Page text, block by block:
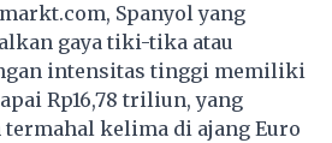
Spanyol yang
gaya tiki-tika atau
intensitas tinggi memiliki
Rp16,78 triliun, yang
kelima di ajang Euro